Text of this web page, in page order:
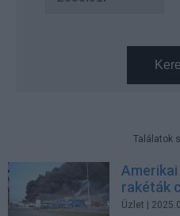
Találatok
rakéták
Üzlet |